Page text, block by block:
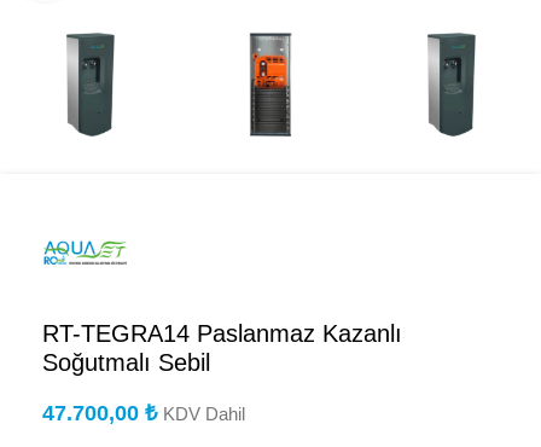
RT-TEGRA14 Paslanmaz Kazanlı
Soğutmalı Sebil
47.700,00 ₺ KDV Dahil